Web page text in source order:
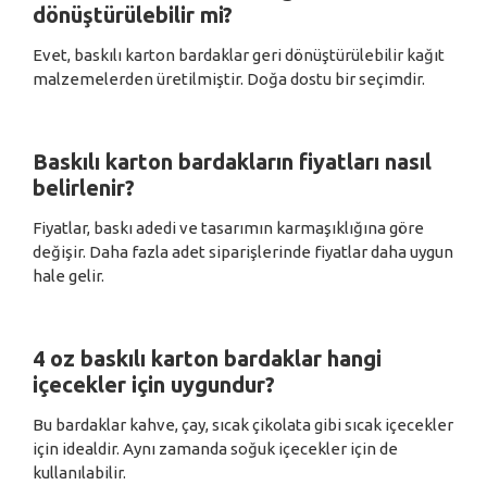
dönüştürülebilir mi?
Evet, baskılı karton bardaklar geri dönüştürülebilir kağıt
malzemelerden üretilmiştir. Doğa dostu bir seçimdir.
Baskılı karton bardakların fiyatları nasıl
belirlenir?
Fiyatlar, baskı adedi ve tasarımın karmaşıklığına göre
değişir. Daha fazla adet siparişlerinde fiyatlar daha uygun
hale gelir.
4 oz baskılı karton bardaklar hangi
içecekler için uygundur?
Bu bardaklar kahve, çay, sıcak çikolata gibi sıcak içecekler
için idealdir. Aynı zamanda soğuk içecekler için de
kullanılabilir.